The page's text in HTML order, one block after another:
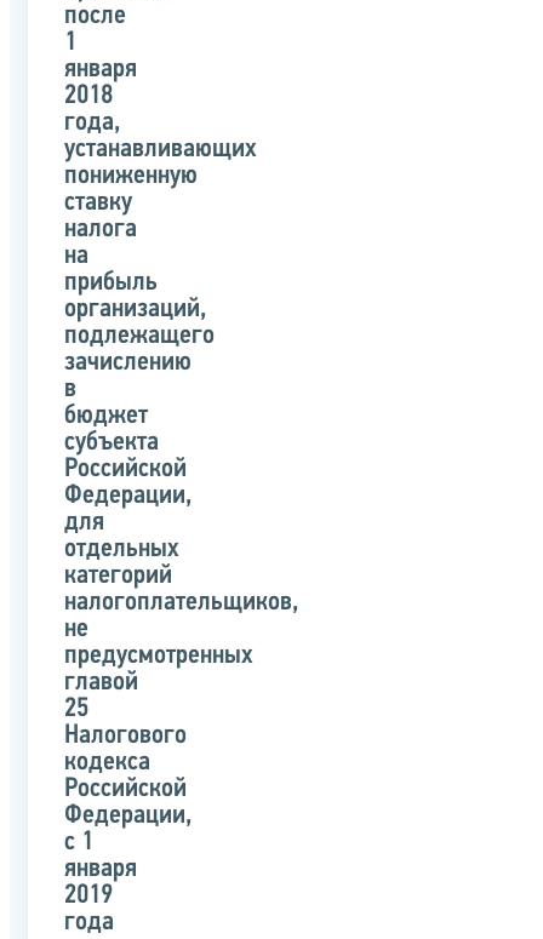
после
1
января
2018
года,
устанавливающих
пониженную
ставку
налога
на
прибыль
организаций,
подлежащего
зачислению
в
бюджет
субъекта
Российской
Федерации,
для
отдельных
категорий
налогоплательщиков,
не
предусмотренных
главой
25
Налогового
кодекса
Российской
Федерации,
с 1
января
2019
года